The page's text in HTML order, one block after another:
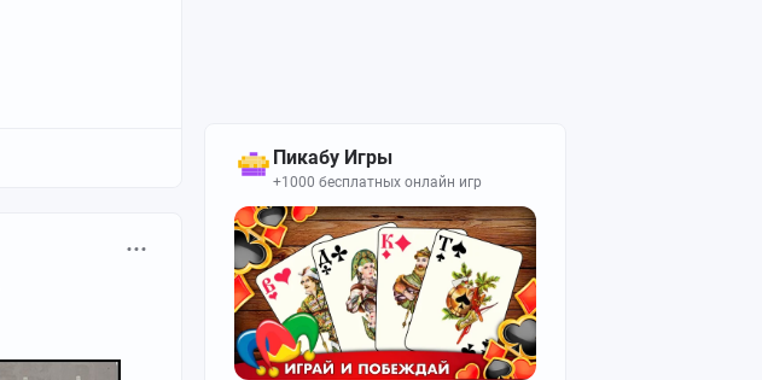
Пикабу Игры
+1000 бесплатных онлайн игр